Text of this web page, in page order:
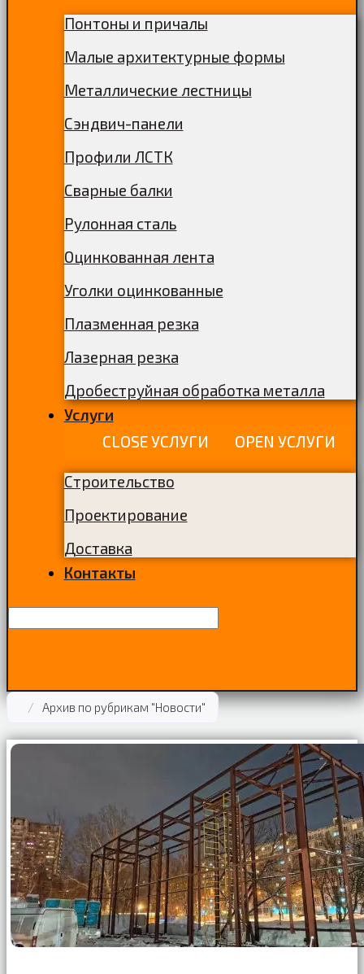
Понтоны и причалы
Малые архитектурные формы
Металлические лестницы
Сэндвич-панели
Профили ЛСТК
Сварные балки
Рулонная сталь
Оцинкованная лента
Уголки оцинкованные
Плазменная резка
Лазерная резка
Дробеструйная обработка металла
Услуги
CLOSE УСЛУГИ
OPEN УСЛУГИ
Строительство
Проектирование
Доставка
Контакты
/ Архив по рубрикам "Новости"